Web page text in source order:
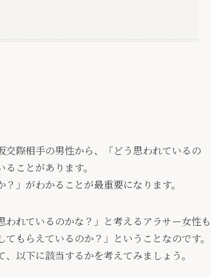
際相手の男性から、「どう思われているの
ことがあります。
」がわかることが最重要になります。
れているのかな？」と考えるアラサー女性も
もらえているのか？」ということなのです。
以下に該当するかを考えてみましょう。